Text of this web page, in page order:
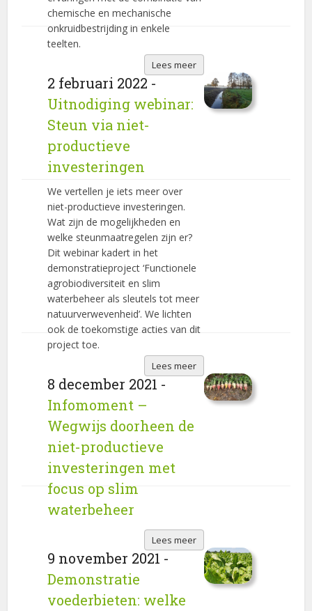
chemische en mechanische
onkruidbestrijding in enkele
teelten.
Lees meer
2 februari 2022 -
Uitnodiging webinar:
Steun via niet-
productieve
investeringen
We vertellen je iets meer over
niet-productieve investeringen.
Wat zijn de mogelijkheden en
welke steunmaatregelen zijn er?
Dit webinar kadert in het
demonstratieproject ‘Functionele
agrobiodiversiteit en slim
waterbeheer als sleutels tot meer
natuurverwevenheid’. We lichten
ook de toekomstige acties van dit
project toe.
Lees meer
8 december 2021 -
Infomoment –
Wegwijs doorheen de
niet-productieve
investeringen met
focus op slim
waterbeheer
Lees meer
9 november 2021 -
Demonstratie
voederbieten: welke